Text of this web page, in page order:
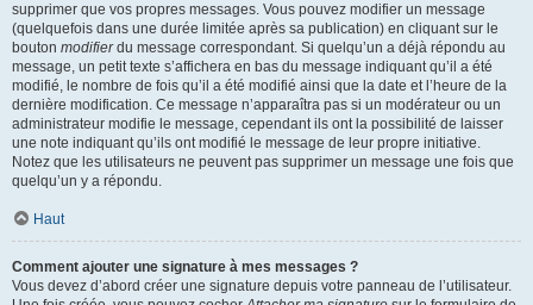
supprimer que vos propres messages. Vous pouvez modifier un message
(quelquefois dans une durée limitée après sa publication) en cliquant sur le
bouton modifierdu message correspondant. Si quelqu’un a déjà répondu au
message, un petit texte s’affichera en bas du message indiquant qu’il a été
modifié, le nombre de fois qu’il a été modifié ainsi que la date et l’heure de la
dernière modification. Ce message n’apparaîtra pas si un modérateur ou un
administrateur modifie le message, cependant ils ont la possibilité de laisser
une note indiquant qu’ils ont modifié le message de leur propre initiative.
Notez que les utilisateurs ne peuvent pas supprimer un message une fois que
quelqu’un y a répondu.
Haut
Comment ajouter une signature à mes messages ?
Vous devez d’abord créer une signature depuis votre panneau de l’utilisateur.